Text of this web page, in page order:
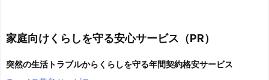
家庭向けくらしを守る安心サービス（PR）
突然の生活トラブルからくらしを守る年間契約格安サービス